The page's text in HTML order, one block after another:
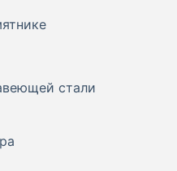
стали